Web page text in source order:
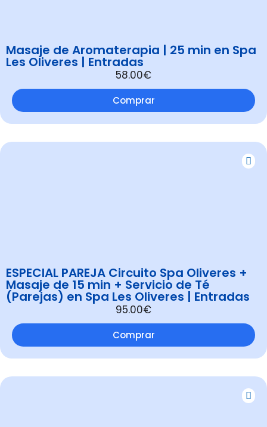
Masaje de Aromaterapia | 25 min en Spa
Les Oliveres | Entradas
58.00€
Comprar
ESPECIAL PAREJA Circuito Spa Oliveres +
Masaje de 15 min + Servicio de Té
(Parejas) en Spa Les Oliveres | Entradas
95.00€
Comprar